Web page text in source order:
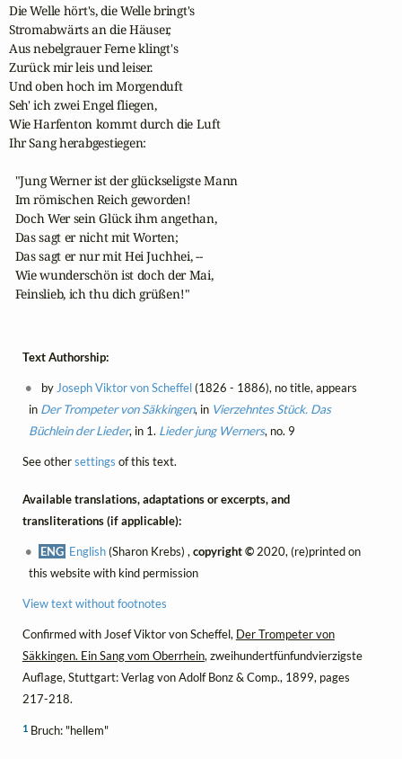
Die Welle hört's, die Welle bringt's
Stromabwärts an die Häuser,
Aus nebelgrauer Ferne klingt's
Zurück mir leis und leiser.
Und oben hoch im Morgenduft
Seh' ich zwei Engel fliegen,
Wie Harfenton kommt durch die Luft
Ihr Sang herabgestiegen:
  "Jung Werner ist der glückseligste Mann
  Im römischen Reich geworden!
  Doch Wer sein Glück ihm angethan,
  Das sagt er nicht mit Worten;
  Das sagt er nur mit Hei Juchhei, --
  Wie wunderschön ist doch der Mai,
  Feinslieb, ich thu dich grüßen!"
Text Authorship:
by Joseph Viktor von Scheffel(1826 - 1886), no title, appears
in Der Trompeter von Säkkingen, in Vierzehntes Stück. Das
Büchlein der Lieder, in 1. Lieder jung Werners, no. 9
See othersettings of this text.
Available translations, adaptations or excerpts, and
transliterations (if applicable):
ENG English(Sharon Krebs) ,copyright © 2020, (re)printed on
this website with kind permission
View text without footnotes
Confirmed with Josef Viktor von Scheffel, Der Trompeter von
Säkkingen. Ein Sang vom Oberrhein, zweihundertfünfundvierzigste
Auflage, Stuttgart: Verlag von Adolf Bonz & Comp., 1899, pages
217-218.
1Bruch: "hellem"